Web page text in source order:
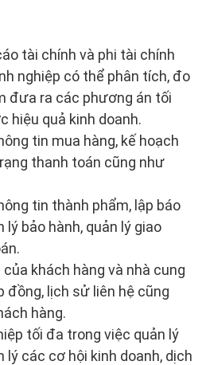
tài chính và phi tài chính
nghiệp có thể phân tích, đo
đưa ra các phương án tối
hiệu quả kinh doanh.
tin mua hàng, kế hoạch
thanh toán cũng như
tin thành phẩm, lập báo
lý bảo hành, quản lý giao
khách hàng và nhà cung
đồng, lịch sử liên hệ cũng
hàng.
tối đa trong việc quản lý
lý các cơ hội kinh doanh, dịch